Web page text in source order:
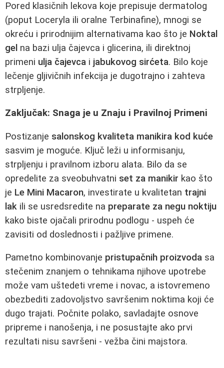
Pored klasičnih lekova koje prepisuje dermatolog
(poput Loceryla ili oralne Terbinafine), mnogi se
okreću i prirodnijim alternativama kao što je Noktal
gel na bazi ulja čajevca i glicerina, ili direktnoj
primeni ulja čajevca i jabukovog sirćeta. Bilo koje
lečenje gljivičnih infekcija je dugotrajno i zahteva
strpljenje.
Zaključak: Snaga je u Znaju i Pravilnoj Primeni
Postizanje salonskog kvaliteta manikira kod kuće
sasvim je moguće. Ključ leži u informisanju,
strpljenju i pravilnom izboru alata. Bilo da se
opredelite za sveobuhvatni set za manikir kao što
je Le Mini Macaron, investirate u kvalitetan trajni
lak ili se usredsredite na preparate za negu noktiju
kako biste ojačali prirodnu podlogu - uspeh će
zavisiti od doslednosti i pažljive primene.
Pametno kombinovanje pristupačnih proizvoda sa
stečenim znanjem o tehnikama njihove upotrebe
može vam uštedeti vreme i novac, a istovremeno
obezbediti zadovoljstvo savršenim noktima koji će
dugo trajati. Počnite polako, savladajte osnove
pripreme i nanošenja, i ne posustajte ako prvi
rezultati nisu savršeni - vežba čini majstora.